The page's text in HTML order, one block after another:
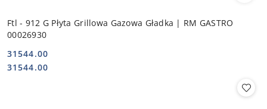
Ftl - 912 G Płyta Grillowa Gazowa Gładka | RM GASTRO
00026930
Cena:
31544.00
Cena:
31544.00